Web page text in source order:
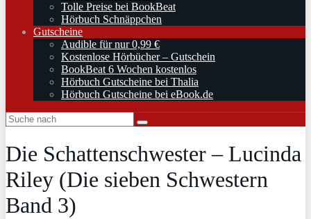
Tolle Preise bei BookBeat
Hörbuch Schnäppchen
Gutscheine
Audible für nur 0,99 €
Kostenlose Hörbücher – Gutschein
BookBeat 6 Wochen kostenlos
Hörbuch Gutscheine bei Thalia
Hörbuch Gutscheine bei eBook.de
Die Schattenschwester – Lucinda
Riley (Die sieben Schwestern
Band 3)